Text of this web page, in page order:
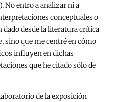
No entro a analizar ni a
conceptuales o
dado desde la literatura crítica
, sino que me centré en cómo
influyen en dichas
que he citado sólo de
de la exposición